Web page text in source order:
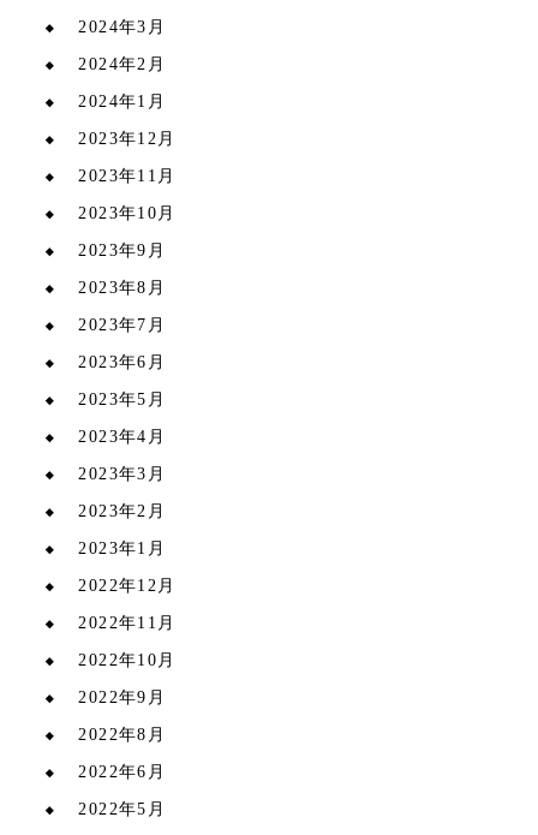
2024年3月
2024年2月
2024年1月
2023年12月
2023年11月
2023年10月
2023年9月
2023年8月
2023年7月
2023年6月
2023年5月
2023年4月
2023年3月
2023年2月
2023年1月
2022年12月
2022年11月
2022年10月
2022年9月
2022年8月
2022年6月
2022年5月